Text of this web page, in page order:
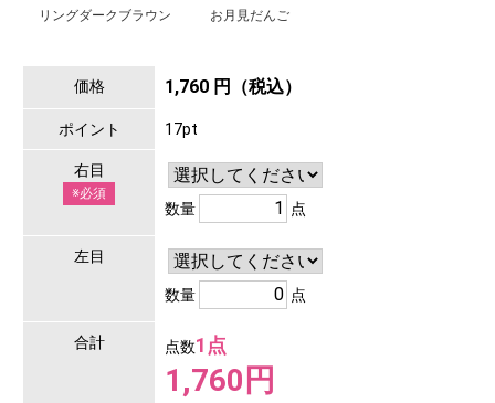
リングダークブラウン お月見だんご
価格 1,760 円（税込）
ポイント 17pt
右目
※必須
数量 点
左目
数量 点
合計 点数1点
1,760円